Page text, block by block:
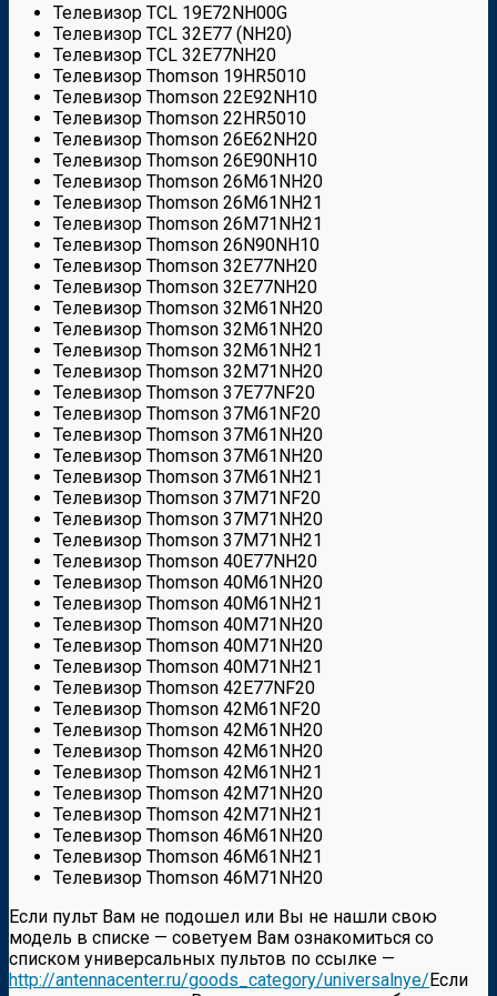
Телевизор TCL 19E72NH00G
Телевизор TCL 32E77 (NH20)
Телевизор TCL 32E77NH20
Телевизор Thomson 19HR5010
Телевизор Thomson 22E92NH10
Телевизор Thomson 22HR5010
Телевизор Thomson 26E62NH20
Телевизор Thomson 26E90NH10
Телевизор Thomson 26M61NH20
Телевизор Thomson 26M61NH21
Телевизор Thomson 26M71NH21
Телевизор Thomson 26N90NH10
Телевизор Thomson 32E77NH20
Телевизор Thomson 32E77NH20
Телевизор Thomson 32M61NH20
Телевизор Thomson 32M61NH20
Телевизор Thomson 32M61NH21
Телевизор Thomson 32M71NH20
Телевизор Thomson 37E77NF20
Телевизор Thomson 37M61NF20
Телевизор Thomson 37M61NH20
Телевизор Thomson 37M61NH20
Телевизор Thomson 37M61NH21
Телевизор Thomson 37M71NF20
Телевизор Thomson 37M71NH20
Телевизор Thomson 37M71NH21
Телевизор Thomson 40E77NH20
Телевизор Thomson 40M61NH20
Телевизор Thomson 40M61NH21
Телевизор Thomson 40M71NH20
Телевизор Thomson 40M71NH20
Телевизор Thomson 40M71NH21
Телевизор Thomson 42E77NF20
Телевизор Thomson 42M61NF20
Телевизор Thomson 42M61NH20
Телевизор Thomson 42M61NH20
Телевизор Thomson 42M61NH21
Телевизор Thomson 42M71NH20
Телевизор Thomson 42M71NH21
Телевизор Thomson 46M61NH20
Телевизор Thomson 46M61NH21
Телевизор Thomson 46M71NH20
Если пульт Вам не подошел или Вы не нашли свою
модель в списке — советуем Вам ознакомиться со
списком универсальных пультов по ссылке —
http://antennacenter.ru/goods_category/universalnye/Если